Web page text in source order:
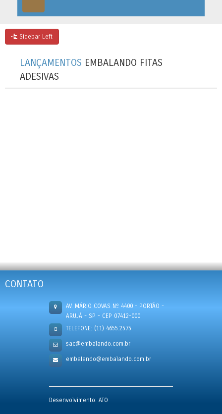
Sidebar Left
LANÇAMENTOS EMBALANDO FITAS
ADESIVAS
CONTATO
AV. MÁRIO COVAS Nº 4400 - PORTÃO -
ARUJÁ - SP - CEP 07412-000
TELEFONE: (11) 4655.2575
sac@embalando.com.br
embalando@embalando.com.br
Desenvolvimento: ATO